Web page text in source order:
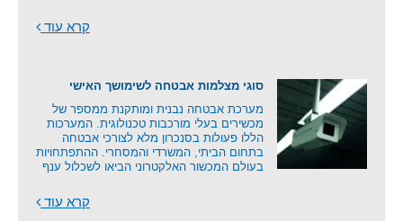
קרא עוד
סוגי מצלמות אבטחה לשימושך האישי
מערכת אבטחה נבנית ומותקנת ממספר של
מכשירים בעלי מורכבות טכנולוגית. המערכות
הללו פעולות בסנכרון מלא לצורכי אבטחה
בתחום הביתי, המשרדי והמסחרי. ההתפתחויות
בעולם המכשור האלקטרוני הביאו לשכלול ענף
קרא עוד